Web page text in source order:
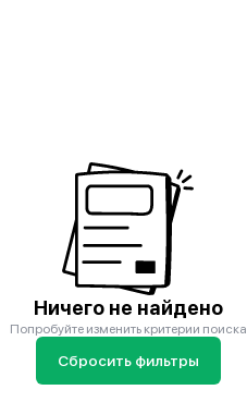
Ничего не найдено
Попробуйте изменить критерии поиска
Сбросить фильтры